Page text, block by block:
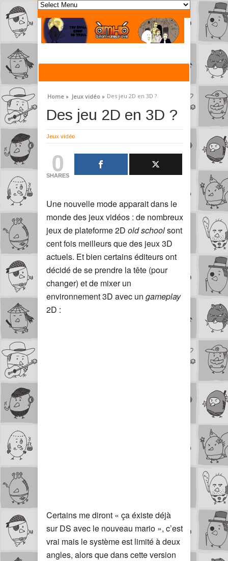
Home » Jeux vidéo » Des jeu 2D en 3D ?
Des jeu 2D en 3D ?
Jeux vidéo
0
SHARES
Une nouvelle mode apparait dans le
monde des jeux vidéos : de nombreux
jeux de plateforme 2D old schoolsont
cent fois meilleurs que des jeux 3D
actuels. Et bien certains éditeurs ont
décidé de se prendre la tête (pour
changer) et de mixer un
environnement 3D avec un gameplay
2D :
Certains me diront « ça éxiste déjà
sur DS avec le nouveau mario », c’est
vrai mais le système est limité à deux
angles, alors que dans cette version